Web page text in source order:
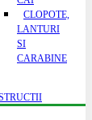
CLOPOTE,
LANTURI
SI
CARABINE